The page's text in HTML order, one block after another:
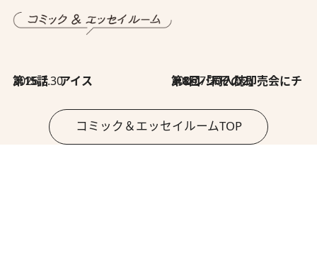
2026.7.30
第15話 アイス 2026.7.30
第8回「同人誌即売会にチャレンジ その2」
コミック＆エッセイルームTOP